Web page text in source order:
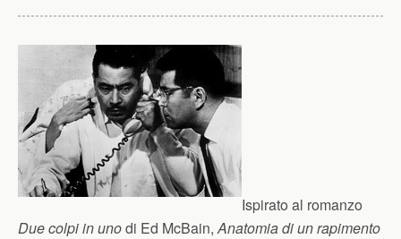
Ispirato al romanzo
Due colpi in unodi Ed McBain,Anatomia di un rapimento